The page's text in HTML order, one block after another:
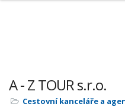
A - Z TOUR s.r.o.
Cestovní kanceláře a